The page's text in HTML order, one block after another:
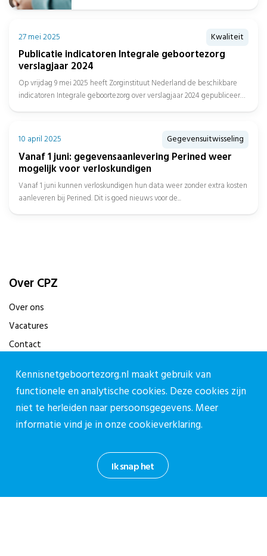
27 mei 2025 Kwaliteit
Publicatie indicatoren Integrale geboortezorg
verslagjaar 2024
Op vrijdag 9 mei 2025 heeft Zorginstituut Nederland de beschikbare
indicatoren Integrale geboortezorg over verslagjaar 2024 gepubliceerd,
10 april 2025 Gegevensuitwisseling
Vanaf 1 juni: gegevensaanlevering Perined weer
mogelijk voor verloskundigen
Vanaf 1 juni kunnen verloskundigen hun data weer zonder extra kosten
aanleveren bij Perined. Dit is goed nieuws voor de...
Over CPZ
Over ons
Vacatures
Contact
Contact
Contactpagina
030-27 39 786
Mercatorlaan 1200, 3528 BL Utrecht
Ik snap het
Kennisnetgeboortezorg.nl maakt gebruik van
functionele en analytische cookies. Deze cookies zijn
niet te herleiden naar persoonsgegevens. Meer
informatie vind je in onzecookieverklaring.